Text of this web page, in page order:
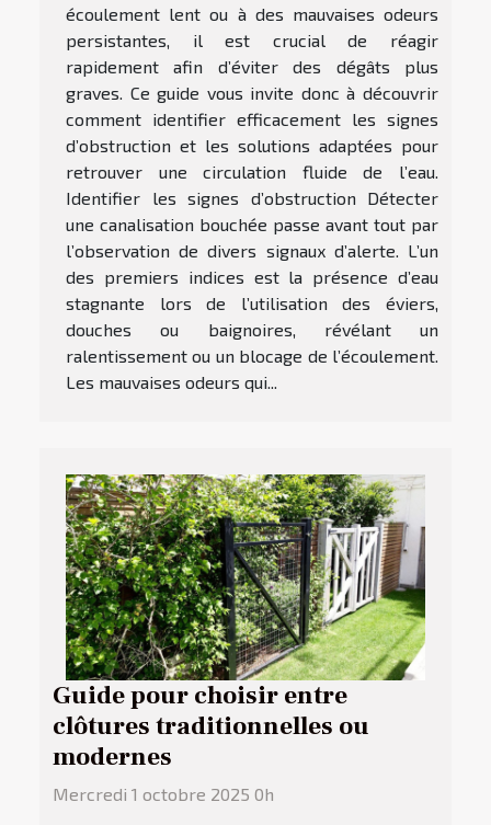
écoulement lent ou à des mauvaises odeurs
persistantes, il est crucial de réagir
rapidement afin d’éviter des dégâts plus
graves. Ce guide vous invite donc à découvrir
comment identifier efficacement les signes
d’obstruction et les solutions adaptées pour
retrouver une circulation fluide de l’eau.
Identifier les signes d’obstruction Détecter
une canalisation bouchée passe avant tout par
l’observation de divers signaux d’alerte. L’un
des premiers indices est la présence d’eau
stagnante lors de l’utilisation des éviers,
douches ou baignoires, révélant un
ralentissement ou un blocage de l’écoulement.
Les mauvaises odeurs qui...
Guide pour choisir entre
clôtures traditionnelles ou
modernes
Mercredi 1 octobre 2025 0h